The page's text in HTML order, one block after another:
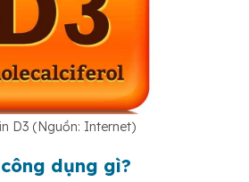
D3 (Nguồn: Internet)
dụng gì?